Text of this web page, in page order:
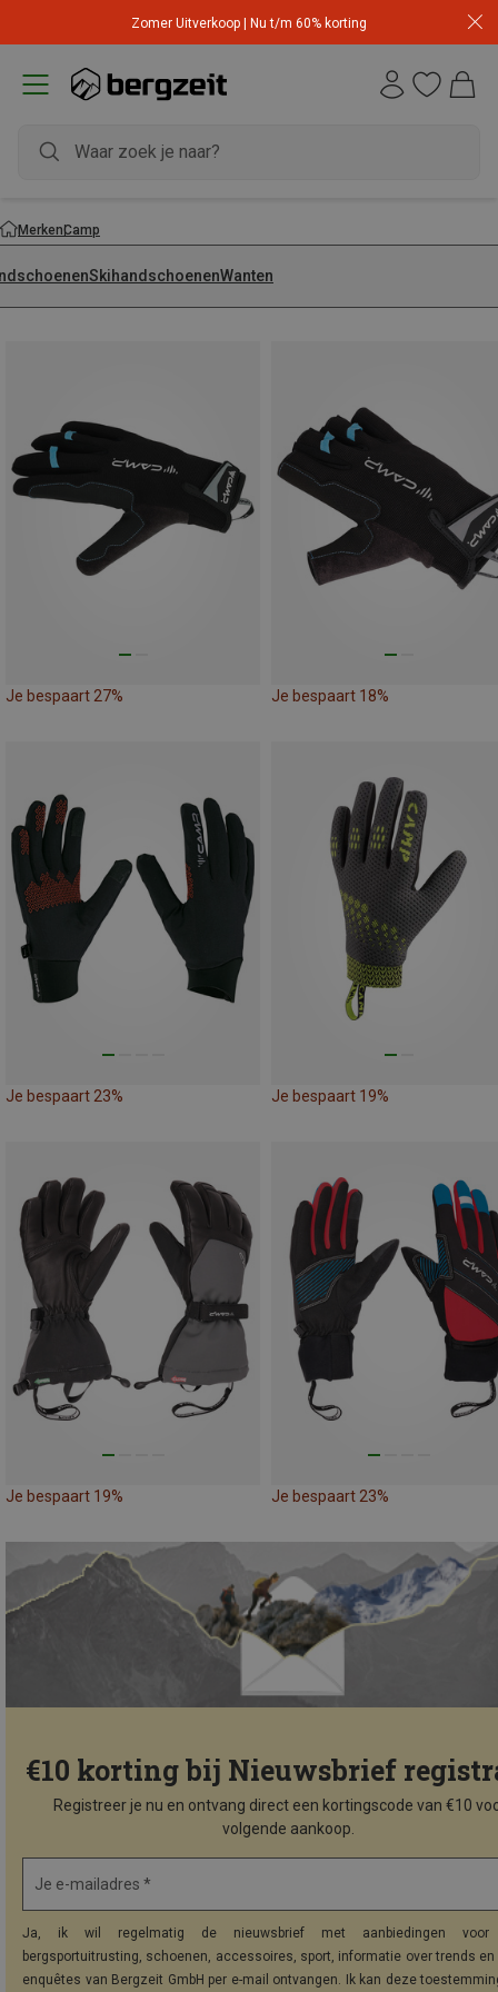
Zomer Uitverkoop | Nu t/m 60% korting
MerkenCamp
SkihandschoenenWanten
Je bespaart 27% Je bespaart 18%
Je bespaart 23% Je bespaart 19%
Je bespaart 19% Je bespaart 23%
€10 korting bij Nieuwsbrief
Registreer je nu en ontvang direct een kortingscode van €10
volgende aankoop.
Je e-mailadres *
Ja, ik wil regelmatig de nieuwsbrief met aanbiedingen voor
bergsportuitrusting, schoenen, accessoires, sport, informatie over trends
enquêtes van Bergzeit GmbH per e-mail ontvangen. Ik kan deze